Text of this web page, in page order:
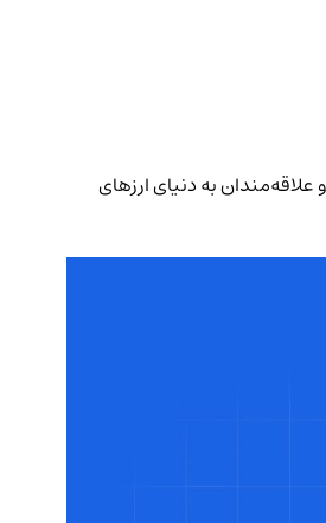
و علاقه‌مندان به دنیای ارزهای